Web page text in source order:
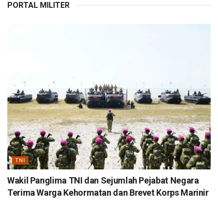
PORTAL MILITER
TNI
Wakil Panglima TNI dan Sejumlah Pejabat Negara
Terima Warga Kehormatan dan Brevet Korps Marinir